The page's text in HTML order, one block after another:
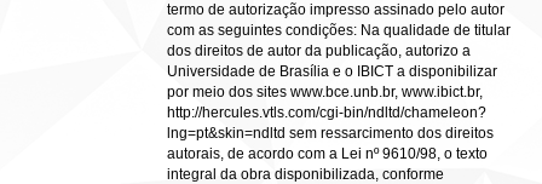
termo de autorização impresso assinado pelo autor
com as seguintes condições: Na qualidade de titular
dos direitos de autor da publicação, autorizo a
Universidade de Brasília e o IBICT a disponibilizar
por meio dos sites www.bce.unb.br, www.ibict.br,
http://hercules.vtls.com/cgi-bin/ndltd/chameleon?
lng=pt&skin=ndltd sem ressarcimento dos direitos
autorais, de acordo com a Lei nº 9610/98, o texto
integral da obra disponibilizada, conforme